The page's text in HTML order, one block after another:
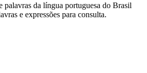
palavras da língua portuguesa do Brasil
e expressões para consulta.